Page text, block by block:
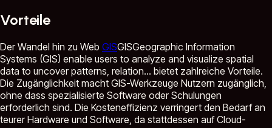
Vorteile
Der Wandel hin zu Web GISGISGeographic Information
Systems (GIS) enable users to analyze and visualize spatial
data to uncover patterns, relation... bietet zahlreiche Vorteile.
Die Zugänglichkeit macht GIS-Werkzeuge Nutzern zugänglich,
ohne dass spezialisierte Software oder Schulungen
erforderlich sind. Die Kosteneffizienz verringert den Bedarf an
teurer Hardware und Software, da stattdessen auf Cloud-